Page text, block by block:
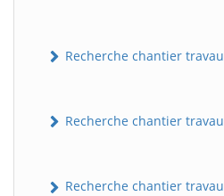
Recherche chantier
Recherche chantier
Recherche chantier